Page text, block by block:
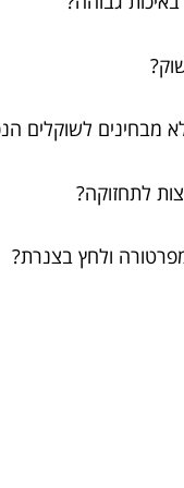
מבחינים לשוקלים
לתחזוקה?
ולחץ בצנרת?